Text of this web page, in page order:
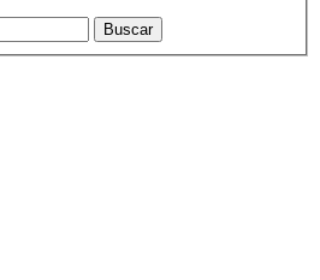
Buscar